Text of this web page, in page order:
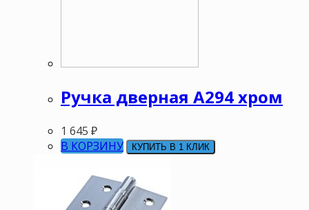
Ручка дверная А294 хром
1 645 ₽
В КОРЗИНУ
КУПИТЬ В 1 КЛИК